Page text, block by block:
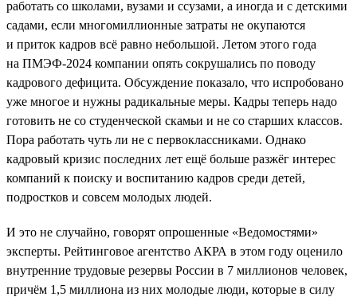
работать со школами, вузами и ссузами, а иногда и с детскими
садами, если многомиллионные затраты не окупаются
и приток кадров всё равно небольшой. Летом этого года
на ПМЭФ-2024 компании опять сокрушались по поводу
кадрового дефицита. Обсуждение показало, что испробовано
уже многое и нужны радикальные меры. Кадры теперь надо
готовить не со студенческой скамьи и не со старших классов.
Пора работать чуть ли не с первоклассниками. Однако
кадровый кризис последних лет ещё больше разжёг интерес
компаний к поиску и воспитанию кадров среди детей,
подростков и совсем молодых людей.
И это не случайно, говорят опрошенные «Ведомостями»
эксперты. Рейтинговое агентство АКРА в этом году оценило
внутренние трудовые резервы России в 7 миллионов человек,
причём 1,5 миллиона из них молодые люди, которые в силу